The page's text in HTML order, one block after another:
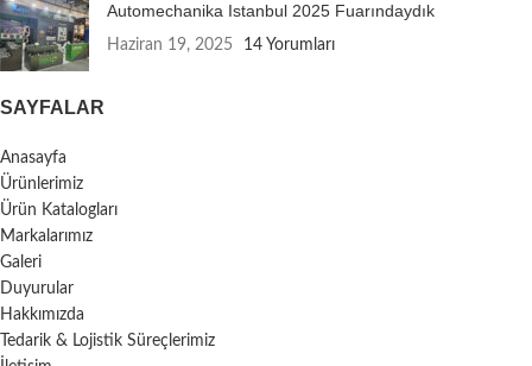
Automechanika Istanbul 2025 Fuarındaydık
Haziran 19, 2025 14 Yorumları
SAYFALAR
Anasayfa
Ürünlerimiz
Ürün Katalogları
Markalarımız
Galeri
Duyurular
Hakkımızda
Tedarik & Lojistik Süreçlerimiz